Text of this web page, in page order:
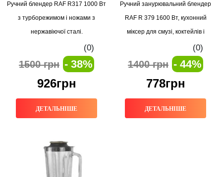
Ручний блендер RAF R317 1000 Вт
з турборежимом і ножами з
нержавіючої сталі.
(0)
1500 грн - 38%
926грн
ДЕТАЛЬНІШЕ
Ручний занурювальний блендер
RAF R 379 1600 Вт, кухонний
міксер для смузі, коктейлів і
дитячого харчування(0)
1400 грн - 44%
778грн
ДЕТАЛЬНІШЕ